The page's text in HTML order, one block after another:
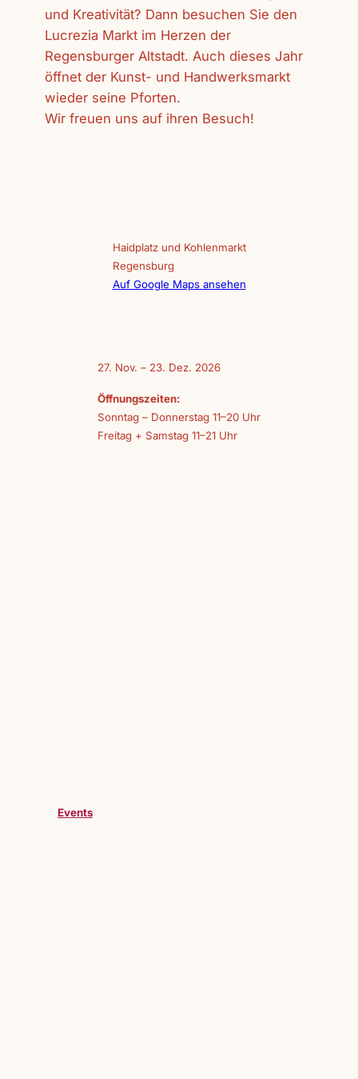
und Kreativität? Dann besuchen Sie den
Lucrezia Markt im Herzen der
Regensburger Altstadt. Auch dieses Jahr
öffnet der Kunst- und Handwerksmarkt
wieder seine Pforten.
Wir freuen uns auf ihren Besuch!
Haidplatz und Kohlenmarkt
Regensburg
Auf Google Maps ansehen
27. Nov. – 23. Dez. 2026
Öffnungszeiten:
Sonntag – Donnerstag 11–20 Uhr
Freitag + Samstag 11–21 Uhr
Events